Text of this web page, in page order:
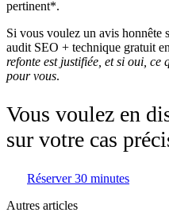
pertinent*.
Si vous voulez un avis honnête
audit SEO + technique gratuit
refonte est justifiée, et si oui, ce
pour vous.
Vous voulez en
sur votre cas
Réserver 30 minutes
Autres articles